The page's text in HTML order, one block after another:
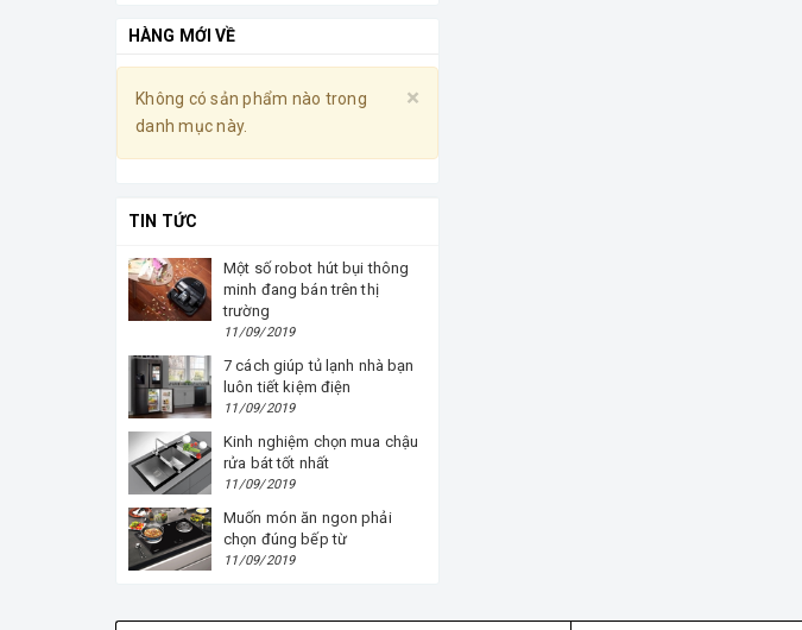
HÀNG MỚI VỀ
×
Không có sản phẩm nào trong
danh mục này.
TIN TỨC
Một số robot hút bụi thông
minh đang bán trên thị
trường
11/09/2019
7 cách giúp tủ lạnh nhà bạn
luôn tiết kiệm điện
11/09/2019
Kinh nghiệm chọn mua chậu
rửa bát tốt nhất
11/09/2019
Muốn món ăn ngon phải
chọn đúng bếp từ
11/09/2019